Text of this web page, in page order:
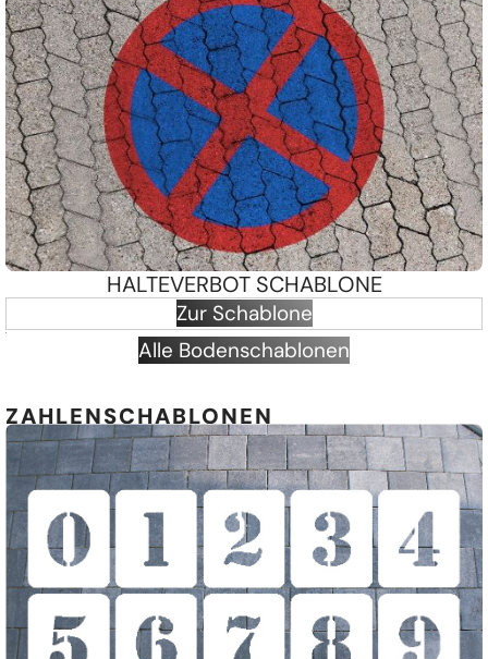
HALTEVERBOT SCHABLONE
Zur Schablone
Alle Bodenschablonen
ZAHLENSCHABLONEN